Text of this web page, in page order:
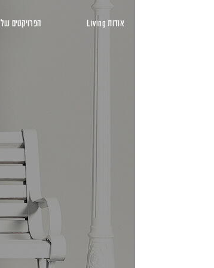
אודות Living הפרויקטים של Living